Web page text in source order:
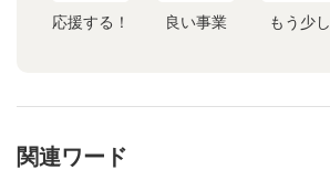
応援する！ 良い事業 もう少し
関連ワード